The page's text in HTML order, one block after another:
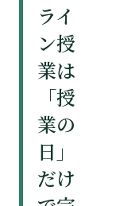
ライ
ン授
業は
「授
業の
日」
だけ